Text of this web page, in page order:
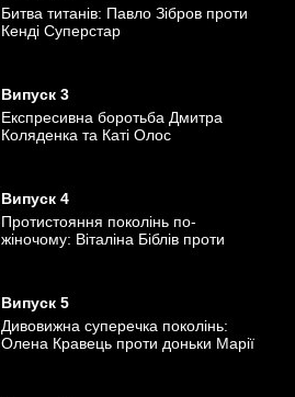
Битва титанів: Павло Зібров проти
Кенді Суперстар
Випуск 3
Експресивна боротьба Дмитра
Коляденка та Каті Олос
Випуск 4
Протистояння поколінь по-
жіночому: Віталіна Біблів проти
Випуск 5
Дивовижна суперечка поколінь:
Олена Кравець проти доньки Марії